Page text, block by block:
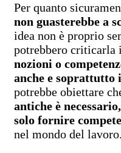
Per quanto
non guasterebbe a
idea non è proprio
potrebbero criticarla
nozioni o
anche e soprattutto
potrebbe obiettare
antiche è
solo fornire
nel mondo del lavoro.